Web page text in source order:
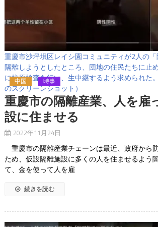
重慶市沙坪垻区レイシ園コミュニティが2人の
隔離しようとしたところ、団地の住民たちに止
に抗原検査を行い、生中継するよう求められた
のスクリーンショット）
中国 時事
重慶市の隔離産業、人を雇
設に住ませる
2022年11月24日
重慶市の隔離産業チェーンは最近、政府から
ため、仮設隔離施設に多くの人を住ませるよう
て、金を使って人を雇
続きを読む